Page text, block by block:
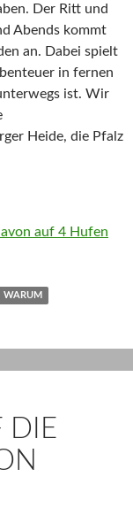
Der Ritt und
Abends kommt
an. Dabei spielt
in fernen
ist. Wir
Heide, die Pfalz
auf 4 Hufen
WARUM
DIE